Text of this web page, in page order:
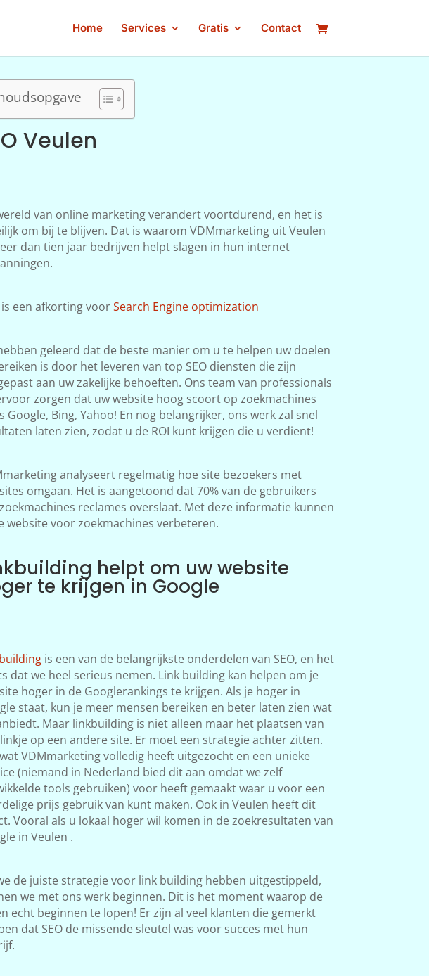
Home Services Gratis Contact
Veulen
van online marketing verandert voortdurend, en het is
om bij te blijven. Dat is waarom VDMmarketing uit Veulen
dan tien jaar bedrijven helpt slagen in hun internet
is een afkorting voorSearch Engine optimization
geleerd dat de beste manier om u te helpen uw doelen
is door het leveren van top SEO diensten die zijn
aan uw zakelijke behoeften. Ons team van professionals
zorgen dat uw website hoog scoort op zoekmachines
Google, Bing, Yahoo! En nog belangrijker, ons werk zal snel
laten zien, zodat u de ROI kunt krijgen die u verdient!
analyseert regelmatig hoe site bezoekers met
omgaan. Het is aangetoond dat 70% van de gebruikers
reclames overslaat. Met deze informatie kunnen
website voor zoekmachines verbeteren.
helpt om uw website
te krijgen in Google
is een van de belangrijkste onderdelen van SEO, en het
dat we heel serieus nemen. Link building kan helpen om je
hoger in de Googlerankings te krijgen. Als je hoger in
staat, kun je meer mensen bereiken en beter laten zien wat
Maar linkbuilding is niet alleen maar het plaatsen van
op een andere site. Er moet een strategie achter zitten.
VDMmarketing volledig heeft uitgezocht en een unieke
(niemand in Nederland bied dit aan omdat we zelf
tools gebruiken) voor heeft gemaakt waar u voor een
prijs gebruik van kunt maken. Ook in Veulen heeft dit
Vooral als u lokaal hoger wil komen in de zoekresultaten van
in Veulen .
de juiste strategie voor link building hebben uitgestippeld,
we met ons werk beginnen. Dit is het moment waarop de
echt beginnen te lopen! Er zijn al veel klanten die gemerkt
dat SEO de missende sleutel was voor succes met hun